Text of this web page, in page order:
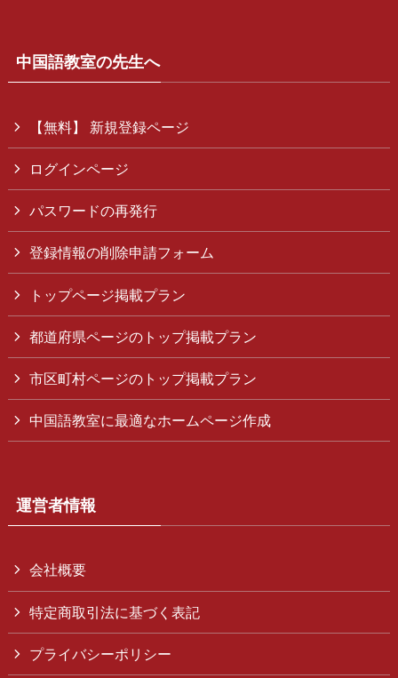
中国語教室の先生へ
【無料】 新規登録ページ
ログインページ
パスワードの再発行
登録情報の削除申請フォーム
トップページ掲載プラン
都道府県ページのトップ掲載プラン
市区町村ページのトップ掲載プラン
中国語教室に最適なホームページ作成
運営者情報
会社概要
特定商取引法に基づく表記
プライバシーポリシー